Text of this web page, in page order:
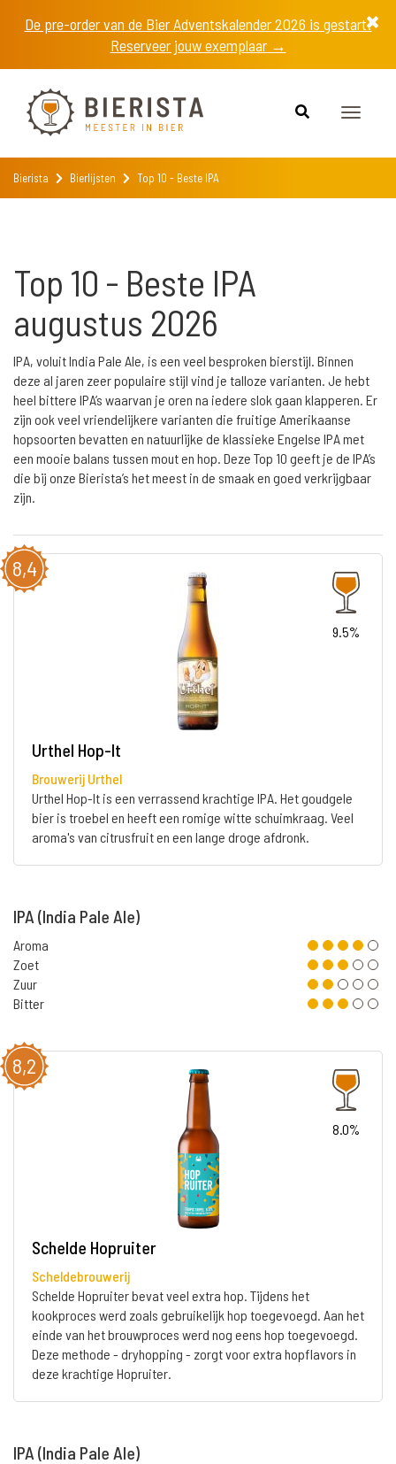
De pre-order van de Bier Adventskalender 2026 is gestart!
Reserveer jouw exemplaar →
Toggle
Bierista Bierlijsten Top 10 - Beste IPA
Top 10 - Beste IPA
augustus 2026
IPA, voluit India Pale Ale, is een veel besproken bierstijl. Binnen
deze al jaren zeer populaire stijl vind je talloze varianten. Je hebt
heel bittere IPA’s waarvan je oren na iedere slok gaan klapperen. Er
zijn ook veel vriendelijkere varianten die fruitige Amerikaanse
hopsoorten bevatten en natuurlijke de klassieke Engelse IPA met
een mooie balans tussen mout en hop. Deze Top 10 geeft je de IPA’s
die bij onze Bierista’s het meest in de smaak en goed verkrijgbaar
zijn.
8,4
9.5%
Urthel Hop-It
Brouwerij Urthel
Urthel Hop-It is een verrassend krachtige IPA. Het goudgele
bier is troebel en heeft een romige witte schuimkraag. Veel
aroma's van citrusfruit en een lange droge afdronk.
IPA (India Pale Ale)
Aroma
Zoet
Zuur
Bitter
8,2
8.0%
Schelde Hopruiter
Scheldebrouwerij
Schelde Hopruiter bevat veel extra hop. Tijdens het
kookproces werd zoals gebruikelijk hop toegevoegd. Aan het
einde van het brouwproces werd nog eens hop toegevoegd.
Deze methode - dryhopping - zorgt voor extra hopflavors in
deze krachtige Hopruiter.
IPA (India Pale Ale)